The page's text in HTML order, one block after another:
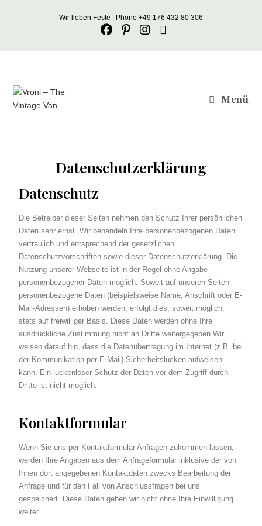
Wir lieben Feste | Phone +49 176 432 80 306
Menü
Datenschutzerklärung
Datenschutz
Die Betreiber dieser Seiten nehmen den Schutz Ihrer persönlichen
Daten sehr ernst. Wir behandeln Ihre personenbezogenen Daten
vertraulich und entsprechend der gesetzlichen
Datenschutzvorschriften sowie dieser Datenschutzerklärung. Die
Nutzung unserer Webseite ist in der Regel ohne Angabe
personenbezogener Daten möglich. Soweit auf unseren Seiten
personenbezogene Daten (beispielsweise Name, Anschrift oder E-
Mail-Adressen) erhoben werden, erfolgt dies, soweit möglich,
stets auf freiwilliger Basis. Diese Daten werden ohne Ihre
ausdrückliche Zustimmung nicht an Dritte weitergegeben.Wir
weisen darauf hin, dass die Datenübertragung im Internet (z.B. bei
der Kommunikation per E-Mail) Sicherheitslücken aufweisen
kann. Ein lückenloser Schutz der Daten vor dem Zugriff durch
Dritte ist nicht möglich.
Kontaktformular
Wenn Sie uns per Kontaktformular Anfragen zukommen lassen,
werden Ihre Angaben aus dem Anfrageformular inklusive der von
Ihnen dort angegebenen Kontaktdaten zwecks Bearbeitung der
Anfrage und für den Fall von Anschlussfragen bei uns
gespeichert. Diese Daten geben wir nicht ohne Ihre Einwilligung
weiter.